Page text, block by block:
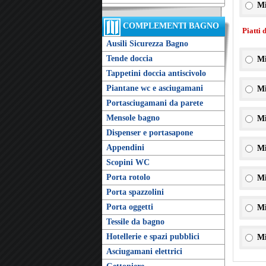
COMPLEMENTI BAGNO
Ausili Sicurezza Bagno
Tende doccia
Tappetini doccia antiscivolo
Piantane wc e asciugamani
Portasciugamani da parete
Mensole bagno
Dispenser e portasapone
Appendini
Scopini WC
Porta rotolo
Porta spazzolini
Porta oggetti
Tessile da bagno
Hotellerie e spazi pubblici
Asciugamani elettrici
Piatti